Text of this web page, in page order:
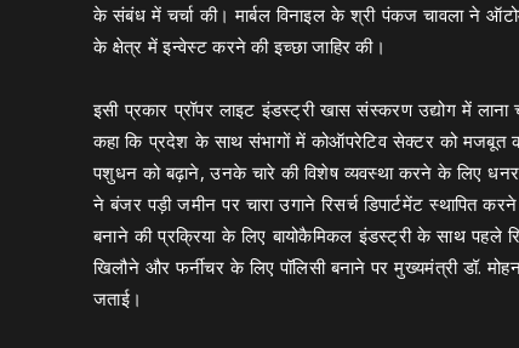
के संबंध में चर्चा की। मार्बल विनाइल के श्री पंकज चावला ने
के क्षेत्र में इन्वेस्ट करने की इच्छा जाहिर की।
इसी प्रकार प्रॉपर लाइट इंडस्ट्री खास संस्करण उद्योग में
कहा कि प्रदेश के साथ संभागों में कोऑपरेटिव सेक्टर को मजबूत
पशुधन को बढ़ाने, उनके चारे की विशेष व्यवस्था करने के लिए
ने बंजर पड़ी जमीन पर चारा उगाने रिसर्च डिपार्टमेंट स्थापित
बनाने की प्रक्रिया के लिए बायोकैमिकल इंडस्ट्री के साथ पहले
खिलौने और फर्नीचर के लिए पॉलिसी बनाने पर मुख्यमंत्री डॉ.
जताई।